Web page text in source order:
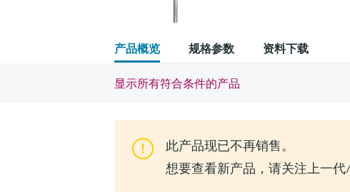
产品概览 规格参数 资料下载
显示所有符合条件的产品
此产品现已不再销售。
想要查看新产品，请关注上一代